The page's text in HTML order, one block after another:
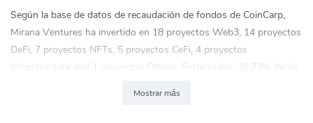
Según la base de datos de recaudación de fondos de CoinCarp,
Mirana Ventures ha invertido en 18 proyectos Web3, 14 proyectos
DeFi, 7 proyectos NFTs, 5 proyectos CeFi, 4 proyectos
Infrastructure and 1 proyectos Others. Entre todos, 36.73% de las
Mostrar más